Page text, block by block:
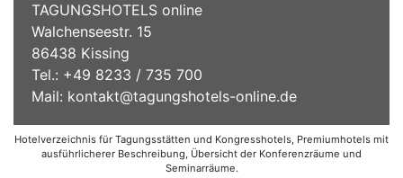
TAGUNGSHOTELS online
Walchenseestr. 15
86438 Kissing
Tel.: +49 8233 / 735 700
Mail: kontakt@tagungshotels-online.de
Hotelverzeichnis für Tagungsstätten und Kongresshotels, Premiumhotels mit
ausführlicherer Beschreibung, Übersicht der Konferenzräume und
Seminarräume.